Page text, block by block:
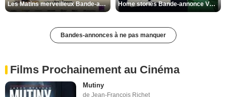
Les Matins merveilleux Bande-annonce VF Home stories Bande-annonce VO STFR
Bandes-annonces à ne pas manquer
Films Prochainement au Cinéma
Mutiny
de Jean-François Richet